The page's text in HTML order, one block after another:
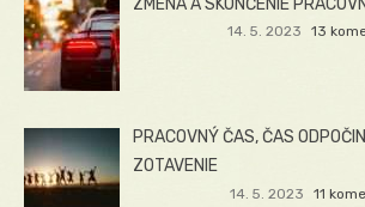
14. 5. 2023 13
PRACOVNÝ ČAS, ČAS
ZOTAVENIE
14. 5. 2023 11